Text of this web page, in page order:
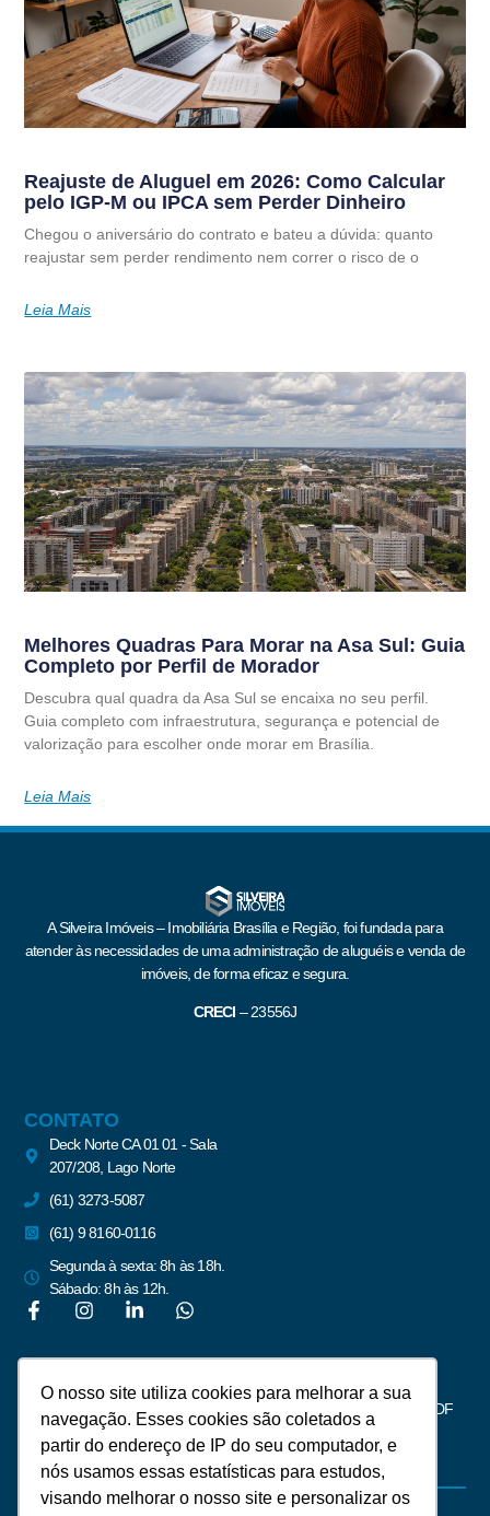
O nosso site utiliza cookies para melhorar a sua
navegação. Esses cookies são coletados a
partir do endereço de IP do seu computador, e
nós usamos essas estatísticas para estudos,
visando melhorar o nosso site e personalizar os
Reajuste de Aluguel em 2026: Como Calcular
pelo IGP-M ou IPCA sem Perder Dinheiro
Chegou o aniversário do contrato e bateu a dúvida: quanto
reajustar sem perder rendimento nem correr o risco de o
Leia Mais
Melhores Quadras Para Morar na Asa Sul: Guia
Completo por Perfil de Morador
Descubra qual quadra da Asa Sul se encaixa no seu perfil.
Guia completo com infraestrutura, segurança e potencial de
valorização para escolher onde morar em Brasília.
Leia Mais
A Silveira Imóveis – Imobiliária Brasília e Região, foi fundada para
atender às necessidades de uma administração de aluguéis e venda de
imóveis, de forma eficaz e segura.
CRECI –23556J
CONTATO
Deck Norte CA 01 01 - Sala
207/208, Lago Norte
(61) 3273-5087
(61) 9 8160-0116
Segunda à sexta: 8h às 18h.
Sábado: 8h às 12h.
Newsletter
Assine para receber notícias do mercado imobiliário de Brasília – DF